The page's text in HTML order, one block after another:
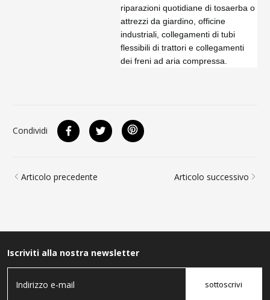
riparazioni quotidiane di tosaerba o
attrezzi da giardino, officine
industriali, collegamenti di tubi
flessibili di trattori e collegamenti
dei freni ad aria compressa.
Condividi
Articolo precedente Articolo successivo
Iscriviti alla nostra newsletter
sottoscrivi